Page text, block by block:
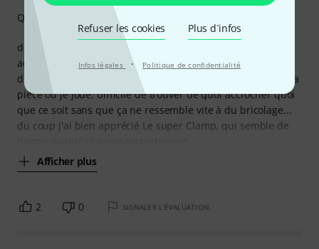
Refuser les cookies Plus d´infos
Infos légales · Politique de confidentialité
des tubes qui passent à travers votre local de répète ?
accrochez-y vos éclairages !!!
d'anciens conduits d'eau chaude de chauffage traversent la
pièce où je joue, difficile de trouver de quoi accrocher quoi
que ce soit sans que ça ne ressemble vite à du bricolage...
du coup j'ai bien apprécié Le super Clamp, qui semble de
Afficher plus
Qualité de fabrication
2 0 SIGNALER L'ÉVALUATION